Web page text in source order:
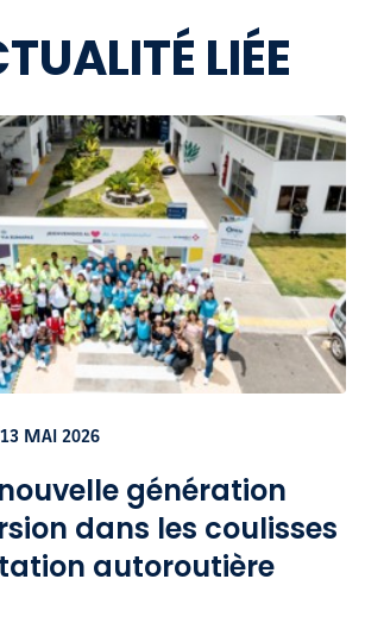
LIÉE
13 MAI 2026
génération
dans les coulisses
autoroutière